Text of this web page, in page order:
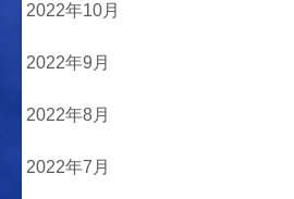
2022年10月
2022年9月
2022年8月
2022年7月